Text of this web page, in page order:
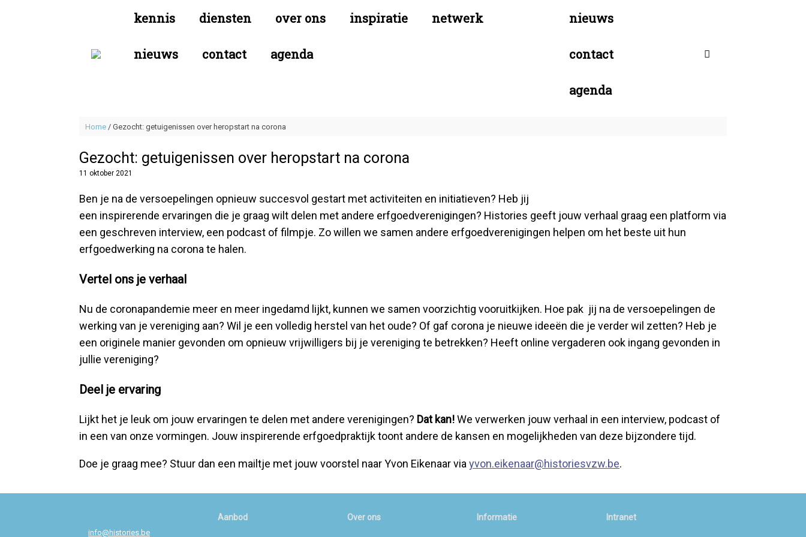
kennis diensten over ons inspiratie netwerk
nieuws contact agenda
nieuws
contact
agenda
Home/ Gezocht: getuigenissen over heropstart na corona
Gezocht: getuigenissen over heropstart na corona
11 oktober 2021
Ben je na de versoepelingen opnieuw succesvol gestart met activiteiten en initiatieven? Heb jij
een inspirerende ervaringen die je graag wilt delen met andere erfgoedverenigingen? Histories geeft jouw verhaal graag een platform via
een geschreven interview, een podcast of filmpje. Zo willen we samen andere erfgoedverenigingen helpen om het beste uit hun
erfgoedwerking na corona te halen.
Vertel ons je verhaal
Nu de coronapandemie meer en meer ingedamd lijkt, kunnen we samen voorzichtig vooruitkijken. Hoe pak jij na de versoepelingen de
werking van je vereniging aan? Wil je een volledig herstel van het oude? Of gaf corona je nieuwe ideeën die je verder wil zetten? Heb je
een originele manier gevonden om opnieuw vrijwilligers bij je vereniging te betrekken? Heeft online vergaderen ook ingang gevonden in
jullie vereniging?
Deel je ervaring
Lijkt het je leuk om jouw ervaringen te delen met andere verenigingen? Dat kan!We verwerken jouw verhaal in een interview, podcast of
in een van onze vormingen. Jouw inspirerende erfgoedpraktijk toont andere de kansen en mogelijkheden van deze bijzondere tijd.
Doe je graag mee? Stuur dan een mailtje met jouw voorstel naar Yvon Eikenaar via yvon.eikenaar@historiesvzw.be.
info@histories.be
Aanbod Over ons Informatie Intranet